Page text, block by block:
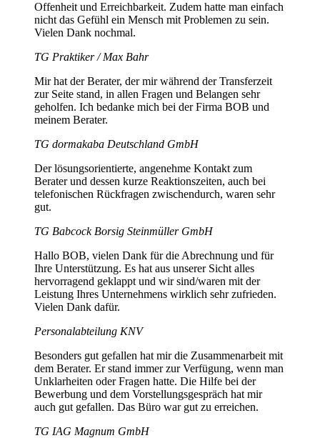
Offenheit und Erreichbarkeit. Zudem hatte man einfach
nicht das Gefühl ein Mensch mit Problemen zu sein.
Vielen Dank nochmal.
TG Praktiker / Max Bahr
Mir hat der Berater, der mir während der Transferzeit
zur Seite stand, in allen Fragen und Belangen sehr
geholfen. Ich bedanke mich bei der Firma BOB und
meinem Berater.
TG dormakaba Deutschland GmbH
Der lösungsorientierte, angenehme Kontakt zum
Berater und dessen kurze Reaktionszeiten, auch bei
telefonischen Rückfragen zwischendurch, waren sehr
gut.
TG Babcock Borsig Steinmüller GmbH
Hallo BOB, vielen Dank für die Abrechnung und für
Ihre Unterstützung. Es hat aus unserer Sicht alles
hervorragend geklappt und wir sind/waren mit der
Leistung Ihres Unternehmens wirklich sehr zufrieden.
Vielen Dank dafür.
Personalabteilung KNV
Besonders gut gefallen hat mir die Zusammenarbeit mit
dem Berater. Er stand immer zur Verfügung, wenn man
Unklarheiten oder Fragen hatte. Die Hilfe bei der
Bewerbung und dem Vorstellungsgespräch hat mir
auch gut gefallen. Das Büro war gut zu erreichen.
TG IAG Magnum GmbH